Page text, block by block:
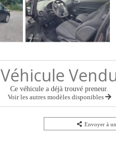
Véhicule
Ce véhicule a déjà trouvé preneur.
Voir les autres modèles disponibles
Envoyer à